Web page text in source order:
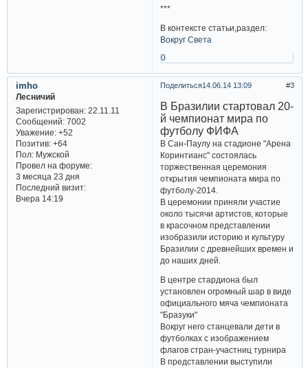
***
В контексте статьи,раздел:
Вокруг Света
0
Поделиться 3
14.06.14 13:09
imho
Лесничий
Зарегистрирован: 22.11.11
Сообщений:7002
Уважение: +52
Позитив: +64
Пол:Мужской
Провел на форуме:
3 месяца 23 дня
Последний визит:
Вчера 14:19
В Бразилии стартовал 20-
й чемпионат мира по
футболу ФИФА
В Сан-Паулу на стадионе "Арена
Коринтианс" состоялась
торжественная церемония
открытия чемпионата мира по
футболу-2014.
В церемонии приняли участие
около тысячи артистов, которые
в красочном представлении
изобразили историю и культуру
Бразилии с древнейших времен и
до наших дней.
В центре стардиона был
установлен огромный шар в виде
официального мяча чемпионата
"Бразуки"
Вокруг него станцевали дети в
футболках с изображением
флагов стран-участниц турнира
В представлении выступили